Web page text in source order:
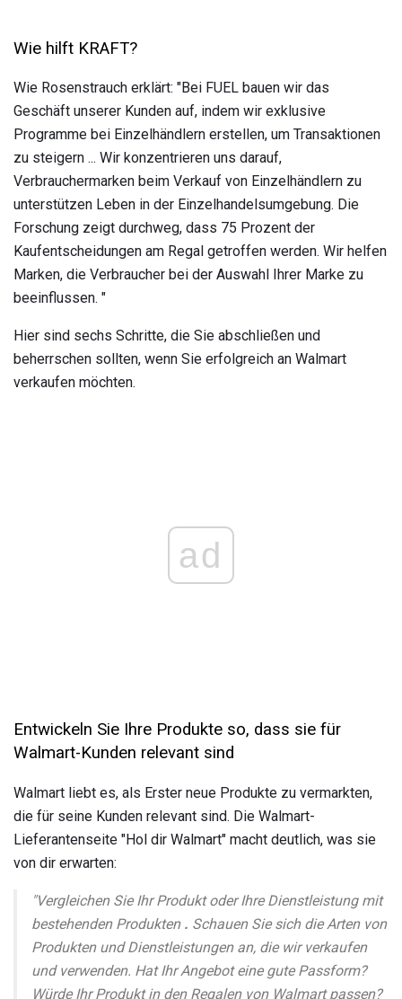
Wie hilft KRAFT?
Wie Rosenstrauch erklärt: "Bei FUEL bauen wir das
Geschäft unserer Kunden auf, indem wir exklusive
Programme bei Einzelhändlern erstellen, um Transaktionen
zu steigern ... Wir konzentrieren uns darauf,
Verbrauchermarken beim Verkauf von Einzelhändlern zu
unterstützen Leben in der Einzelhandelsumgebung. Die
Forschung zeigt durchweg, dass 75 Prozent der
Kaufentscheidungen am Regal getroffen werden. Wir helfen
Marken, die Verbraucher bei der Auswahl Ihrer Marke zu
beeinflussen. "
Hier sind sechs Schritte, die Sie abschließen und
beherrschen sollten, wenn Sie erfolgreich an Walmart
verkaufen möchten.
ad
Entwickeln Sie Ihre Produkte so, dass sie für
Walmart-Kunden relevant sind
Walmart liebt es, als Erster neue Produkte zu vermarkten,
die für seine Kunden relevant sind. Die Walmart-
Lieferantenseite "Hol dir Walmart" macht deutlich, was sie
von dir erwarten:
"Vergleichen Sie Ihr Produkt oder Ihre Dienstleistung mit
bestehenden Produkten . Schauen Sie sich die Arten von
Produkten und Dienstleistungen an, die wir verkaufen
und verwenden. Hat Ihr Angebot eine gute Passform?
Würde Ihr Produkt in den Regalen von Walmart passen?